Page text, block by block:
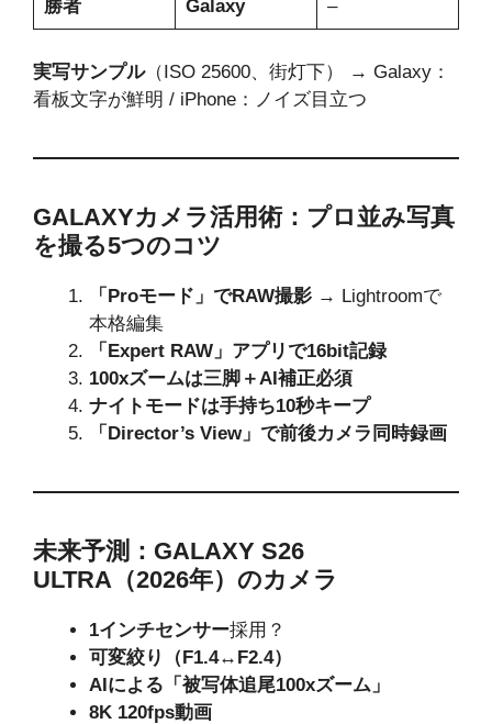
勝者 Galaxy –
実写サンプル（ISO 25600、街灯下） → Galaxy：
看板文字が鮮明 / iPhone：ノイズ目立つ
GALAXYカメラ活用術：プロ並み写真
を撮る5つのコツ
「Proモード」でRAW撮影 → Lightroomで
本格編集
「Expert RAW」アプリで16bit記録
100xズームは三脚＋AI補正必須
ナイトモードは手持ち10秒キープ
「Director’s View」で前後カメラ同時録画
未来予測：GALAXY S26
ULTRA（2026年）のカメラ
1インチセンサー採用？
可変絞り（F1.4↔F2.4）
AIによる「被写体追尾100xズーム」
8K 120fps動画